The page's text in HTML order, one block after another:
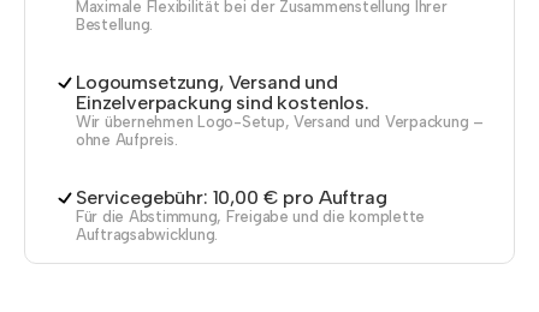
Maximale Flexibilität bei der Zusammenstellung Ihrer
Bestellung.
Logoumsetzung, Versand und
Einzelverpackung sind kostenlos.
Wir übernehmen Logo-Setup, Versand und Verpackung –
ohne Aufpreis.
Servicegebühr: 10,00 € pro Auftrag
Für die Abstimmung, Freigabe und die komplette
Auftragsabwicklung.